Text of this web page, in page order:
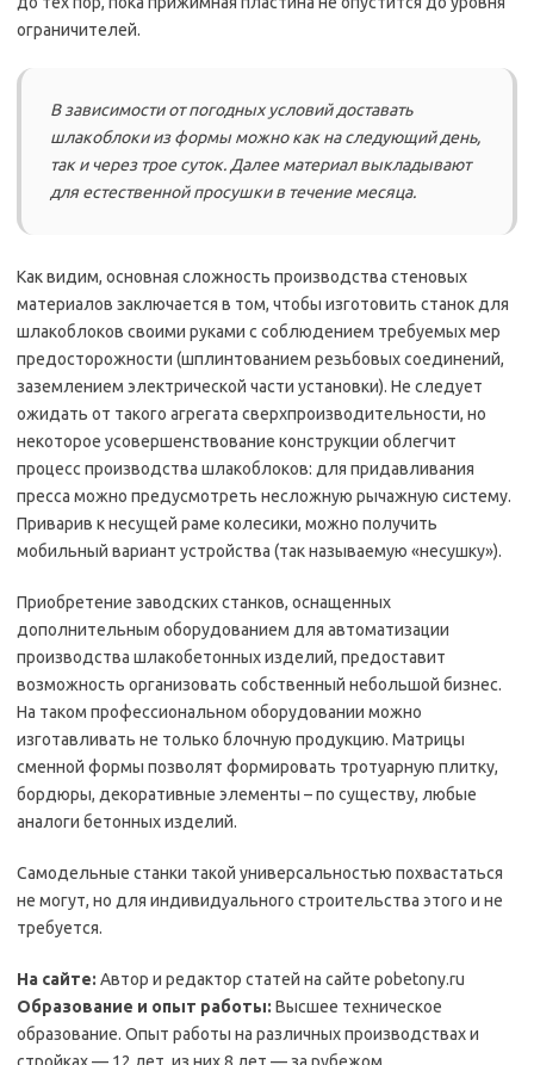
ограничителей.
В зависимости от погодных условий доставать
шлакоблоки из формы можно как на следующий день,
так и через трое суток. Далее материал выкладывают
для естественной просушки в течение месяца.
Как видим, основная сложность производства стеновых
материалов заключается в том, чтобы изготовить станок для
шлакоблоков своими руками с соблюдением требуемых мер
предосторожности (шплинтованием резьбовых соединений,
заземлением электрической части установки). Не следует
ожидать от такого агрегата сверхпроизводительности, но
некоторое усовершенствование конструкции облегчит
процесс производства шлакоблоков: для придавливания
пресса можно предусмотреть несложную рычажную систему.
Приварив к несущей раме колесики, можно получить
мобильный вариант устройства (так называемую «несушку»).
Приобретение заводских станков, оснащенных
дополнительным оборудованием для автоматизации
производства шлакобетонных изделий, предоставит
возможность организовать собственный небольшой бизнес.
На таком профессиональном оборудовании можно
изготавливать не только блочную продукцию. Матрицы
сменной формы позволят формировать тротуарную плитку,
бордюры, декоративные элементы – по существу, любые
аналоги бетонных изделий.
Самодельные станки такой универсальностью похвастаться
не могут, но для индивидуального строительства этого и не
требуется.
На сайте: Автор и редактор статей на сайте pobetony.ru
Образование и опыт работы: Высшее техническое
образование. Опыт работы на различных производствах и